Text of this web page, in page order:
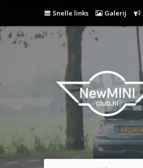
Snelle links Galerij